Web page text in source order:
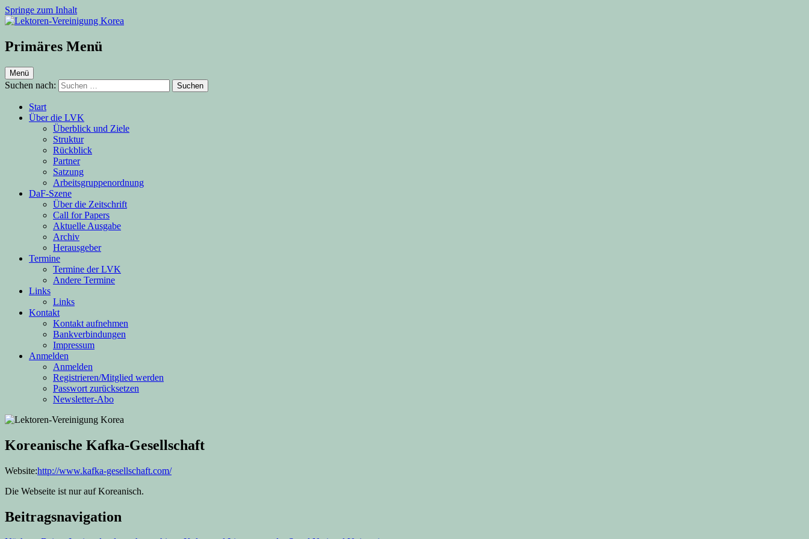
Springe zum Inhalt
Lektoren-Vereinigung Korea
Primäres Menü
Menü
Suchen nach:
Start
Über die LVK
Überblick und Ziele
Struktur
Rückblick
Partner
Satzung
Arbeitsgruppenordnung
DaF-Szene
Über die Zeitschrift
Call for Papers
Aktuelle Ausgabe
Archiv
Herausgeber
Termine
Termine der LVK
Andere Termine
Links
Links
Kontakt
Kontakt aufnehmen
Bankverbindungen
Impressum
Anmelden
Anmelden
Registrieren/Mitglied werden
Passwort zurücksetzen
Newsletter-Abo
Koreanische Kafka-Gesellschaft
Website:http://www.kafka-gesellschaft.com/
Die Webseite ist nur auf Koreanisch.
Beitragsnavigation